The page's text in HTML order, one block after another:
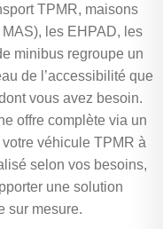
TPMR, maisons
les EHPAD, les
minibus regroupe un
de l’accessibilité que
vous avez besoin.
offre complète via un
véhicule TPMR à
selon vos besoins,
une solution
sur mesure.